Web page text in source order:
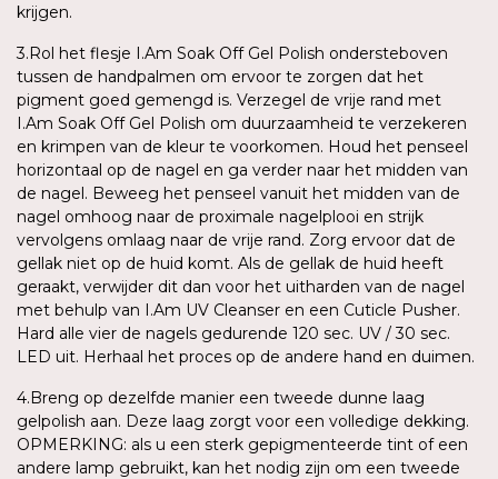
krijgen.
3.Rol het flesje I.Am Soak Off Gel Polish ondersteboven
tussen de handpalmen om ervoor te zorgen dat het
pigment goed gemengd is. Verzegel de vrije rand met
I.Am Soak Off Gel Polish om duurzaamheid te verzekeren
en krimpen van de kleur te voorkomen. Houd het penseel
horizontaal op de nagel en ga verder naar het midden van
de nagel. Beweeg het penseel vanuit het midden van de
nagel omhoog naar de proximale nagelplooi en strijk
vervolgens omlaag naar de vrije rand. Zorg ervoor dat de
gellak niet op de huid komt. Als de gellak de huid heeft
geraakt, verwijder dit dan voor het uitharden van de nagel
met behulp van I.Am UV Cleanser en een Cuticle Pusher.
Hard alle vier de nagels gedurende 120 sec. UV / 30 sec.
LED uit. Herhaal het proces op de andere hand en duimen.
4.Breng op dezelfde manier een tweede dunne laag
gelpolish aan. Deze laag zorgt voor een volledige dekking.
OPMERKING: als u een sterk gepigmenteerde tint of een
andere lamp gebruikt, kan het nodig zijn om een tweede